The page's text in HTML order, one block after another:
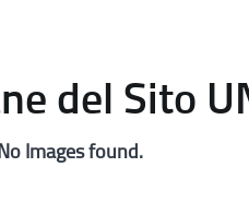
del Sito
Images found.